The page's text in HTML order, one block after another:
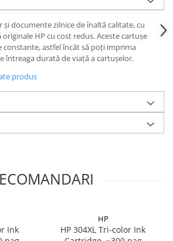
şi documente zilnice de înaltă calitate, cu
HP cu cost redus. Aceste cartuşe
constante, astfel încât să poţi imprima
întreaga durată de viaţă a cartuşelor.
produs
Ink
HP
HP 304XL Tri-color Ink